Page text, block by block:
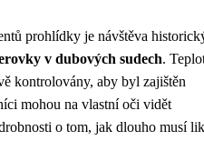
prohlídky je návštěva
v dubových sudech.
kontrolovány, aby byl zajištěn
mohou na vlastní oči vidět
o tom, jak dlouho musí